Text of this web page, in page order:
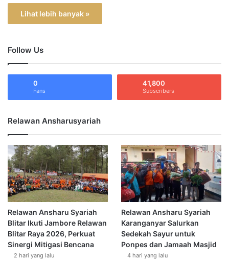
Lihat lebih banyak »
Follow Us
0
Fans
41,800
Subscribers
Relawan Ansharusyariah
Relawan Ansharu Syariah
Blitar Ikuti Jambore Relawan
Blitar Raya 2026, Perkuat
Sinergi Mitigasi Bencana
2 hari yang lalu
Relawan Ansharu Syariah
Karanganyar Salurkan
Sedekah Sayur untuk
Ponpes dan Jamaah Masjid
4 hari yang lalu